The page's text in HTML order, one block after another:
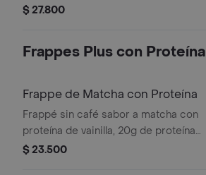
Producto sujeto a disponibilidad en
$ 27.800
Frappes Plus con Proteína
Frappe de Matcha con Proteína
Frappé sin café sabor a matcha con
proteína de vainilla, 20g de proteína
por porción, sin azúcar añadida,
$ 23.500